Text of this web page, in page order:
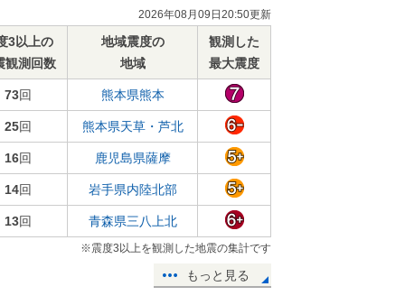
2026年08月09日20:50更新
3以上の
観測回数
地域震度の
地域
観測した
最大震度
73回 熊本県熊本
25回 熊本県天草・芦北
16回 鹿児島県薩摩
14回 岩手県内陸北部
13回 青森県三八上北
※震度3以上を観測した地震の集計です
もっと見る